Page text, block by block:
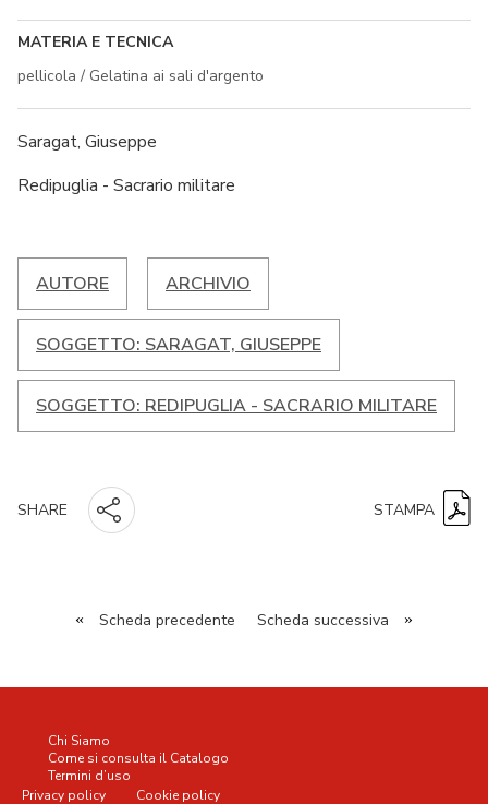
MATERIA E TECNICA
pellicola / Gelatina ai sali d'argento
Saragat, Giuseppe
Redipuglia - Sacrario militare
AUTORE ARCHIVIO
SOGGETTO: SARAGAT, GIUSEPPE
SOGGETTO: REDIPUGLIA - SACRARIO MILITARE
SHARE STAMPA
« Scheda precedente Scheda successiva »
Chi Siamo
Come si consulta il Catalogo
Termini d’uso
Privacy policy
Cookie policy